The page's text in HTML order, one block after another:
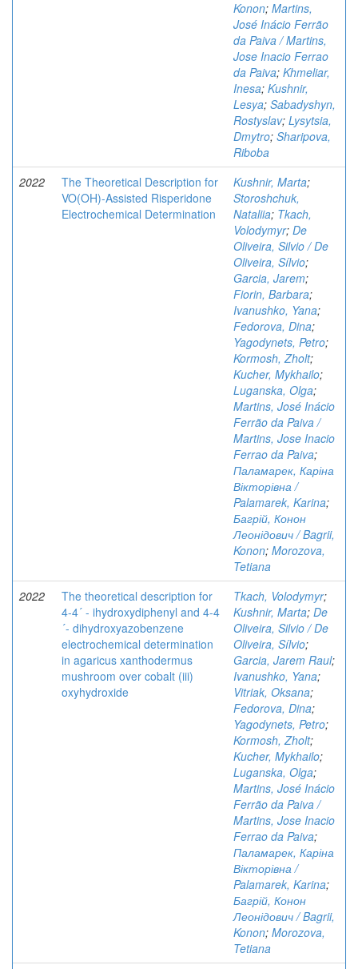
Konon; Martins,
José Inácio Ferrão
da Paiva / Martins,
Jose Inacio Ferrao
da Paiva; Khmeliar,
Inesa; Kushnir,
Lesya; Sabadyshyn,
Rostyslav; Lysytsia,
Dmytro; Sharipova,
Riboba
2022
The Theoretical Description for
VO(OH)-Assisted Risperidone
Electrochemical Determination
Kushnir, Marta;
Storoshchuk,
Nataliia; Tkach,
Volodymyr; De
Oliveira, Silvio / De
Oliveira, Sílvio;
Garcia, Jarem;
Fiorin, Barbara;
Ivanushko, Yana;
Fedorova, Dina;
Yagodynets, Petro;
Kormosh, Zholt;
Kucher, Mykhailo;
Luganska, Olga;
Martins, José Inácio
Ferrão da Paiva /
Martins, Jose Inacio
Ferrao da Paiva;
Паламарек, Каріна
Вікторівна /
Palamarek, Karina;
Багрій, Конон
Леонідович / Bagrii,
Konon; Morozova,
Tetiana
2022
The theoretical description for
4-4´ - ihydroxydiphenyl and 4-4
´- dihydroxyazobenzene
electrochemical determination
in agaricus xanthodermus
mushroom over cobalt (iii)
oxyhydroxide
Tkach, Volodymyr;
Kushnir, Marta; De
Oliveira, Silvio / De
Oliveira, Sílvio;
Garcia, Jarem Raul;
Ivanushko, Yana;
Vitriak, Oksana;
Fedorova, Dina;
Yagodynets, Petro;
Kormosh, Zholt;
Kucher, Mykhailo;
Luganska, Olga;
Martins, José Inácio
Ferrão da Paiva /
Martins, Jose Inacio
Ferrao da Paiva;
Паламарек, Каріна
Вікторівна /
Palamarek, Karina;
Багрій, Конон
Леонідович / Bagrii,
Konon; Morozova,
Tetiana